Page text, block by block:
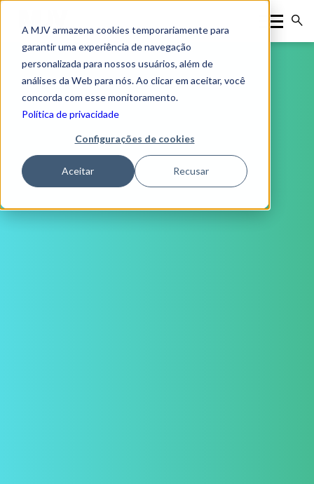
A MJV armazena cookies temporariamente para
garantir uma experiência de navegação
personalizada para nossos usuários, além de
análises da Web para nós. Ao clicar em aceitar, você
concorda com esse monitoramento.
Política de privacidade
Configurações de cookies
Aceitar Recusar